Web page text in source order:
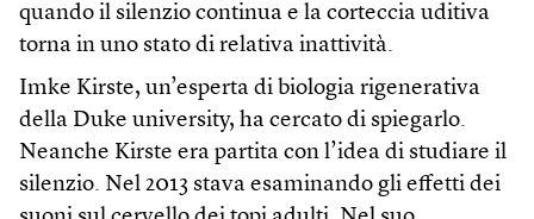
quando il silenzio continua e la corteccia uditiva
torna in uno stato di relativa inattività.
Imke Kirste, un’esperta di biologia rigenerativa
della Duke university, ha cercato di spiegarlo.
Neanche Kirste era partita con l’idea di studiare il
silenzio. Nel 2013 stava esaminando gli effetti dei